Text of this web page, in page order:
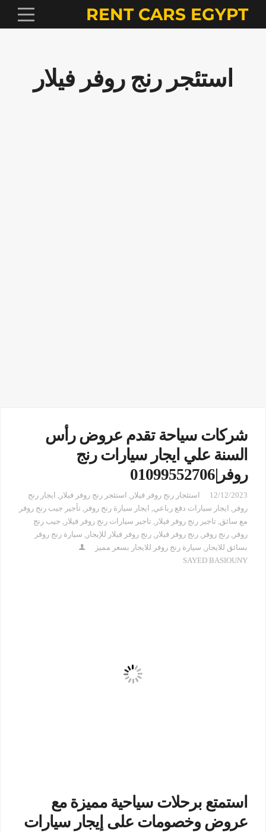
RENT CARS EGYPT
استئجر رنج روفر فيلار
شركات سياحة تقدم عروض رأس
السنة علي ايجار سيارات رنج
روفر|01099552706
12/12/2023 استئجار رنج روفر فيلار , استئجر رنج روفر فيلار , ايجار رنج
روفر , ايجار سيارات دفع رباعي, ايجار سيارة رنج روفر , تأجير جيب رنج روفر
مع سائق, تاجير رنج روفر فيلار , تاجير سيارات رنج روفر فيلار , جيب رنج
روفر , رنج روفر , رنج روفر فيلار , رنج روفر فيلار للإيجار , سيارة رنج روفر
بسائق للايجار , سيارة رنج روفر للايجار بسعر مميز
SAYED BASIOUNY
استمتع برحلات سياحية مميزة مع
عروض وخصومات على إيجار سيارات